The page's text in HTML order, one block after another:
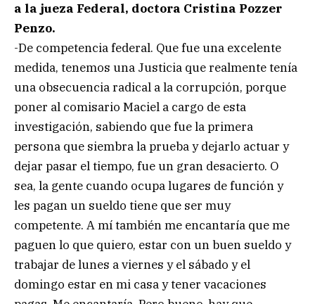
a la jueza Federal, doctora Cristina Pozzer
Penzo.
-De competencia federal. Que fue una excelente
medida, tenemos una Justicia que realmente tenía
una obsecuencia radical a la corrupción, porque
poner al comisario Maciel a cargo de esta
investigación, sabiendo que fue la primera
persona que siembra la prueba y dejarlo actuar y
dejar pasar el tiempo, fue un gran desacierto. O
sea, la gente cuando ocupa lugares de función y
les pagan un sueldo tiene que ser muy
competente. A mí también me encantaría que me
paguen lo que quiero, estar con un buen sueldo y
trabajar de lunes a viernes y el sábado y el
domingo estar en mi casa y tener vacaciones